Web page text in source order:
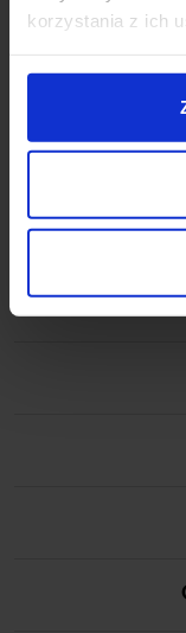
korzystania z ich